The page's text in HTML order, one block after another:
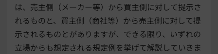
は、売主側（メーカー等）から買主側に対して提示さ
れるものと、買主側（商社等）から売主側に対して提
示されるものとがありますが、できる限り、いずれの
立場からも想定される規定例を挙げて解説していきま